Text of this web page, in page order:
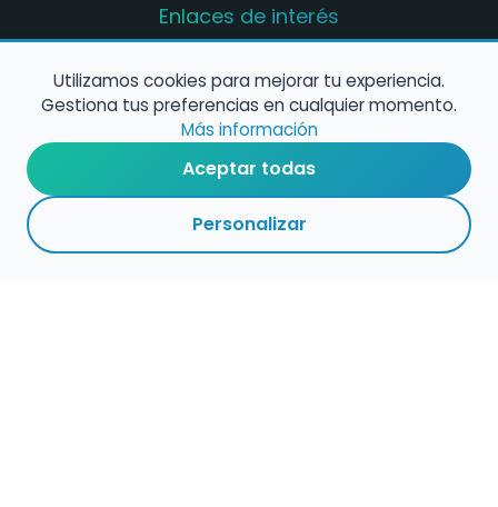
Enlaces de interés
música en España
Configura alertas de empleo
Contacta con nosotros
Utilizamos cookies para mejorar tu experiencia.
Gestiona tus preferencias en cualquier momento.
Más información
Aceptar todas
Personalizar